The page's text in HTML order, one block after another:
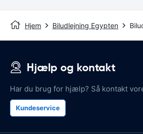
Hjem Biludlejning Egypten
Hjælp og kontakt
Har du brug for hjælp? Så kontakt
Kundeservice